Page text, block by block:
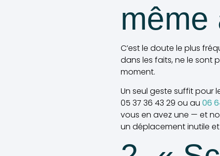
même
C’est le doute le plus
dans les faits, ne le sont
moment.
Un seul geste suffit pour
05 37 36 43 29 ou au 06
vous en avez une — et
un déplacement inutile